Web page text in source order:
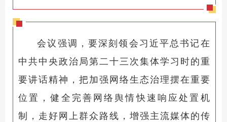
会议强调，要深刻领会习近平总书记在
中共中央政治局第二十三次集体学习时的重
要讲话精神，把加强网络生态治理摆在重要
位置，健全完善网络舆情快速响应处置机
制，走好网上群众路线，增强主流媒体的传